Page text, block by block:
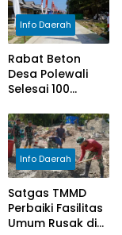
Info Daerah
Rabat Beton
Desa Polewali
Selesai 100
Masyarakat
Semakin Lancar
Info Daerah
Satgas TMMD
Perbaiki Fasilitas
Umum Rusak di